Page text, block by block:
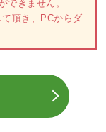
できません。
頂き、PCからダ